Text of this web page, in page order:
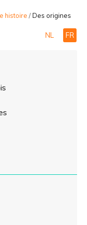
histoire /Des origines
NL FR